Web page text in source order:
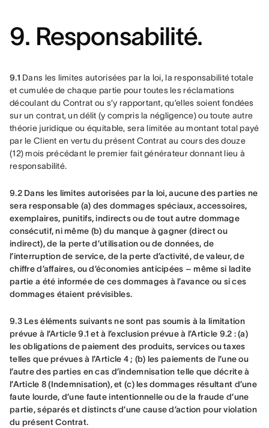
9. Responsabilité.
9.1 Dans les limites autorisées par la loi, la responsabilité totale
et cumulée de chaque partie pour toutes les réclamations
découlant du Contrat ou s’y rapportant, qu’elles soient fondées
sur un contrat, un délit (y compris la négligence) ou toute autre
théorie juridique ou équitable, sera limitée au montant total payé
par le Client en vertu du présent Contrat au cours des douze
(12) mois précédant le premier fait générateur donnant lieu à
responsabilité.
9.2 Dans les limites autorisées par la loi, aucune des parties ne
sera responsable (a) des dommages spéciaux, accessoires,
exemplaires, punitifs, indirects ou de tout autre dommage
consécutif, ni même (b) du manque à gagner (direct ou
indirect), de la perte d’utilisation ou de données, de
l’interruption de service, de la perte d’activité, de valeur, de
chiffre d’affaires, ou d’économies anticipées – même si ladite
partie a été informée de ces dommages à l’avance ou si ces
dommages étaient prévisibles.
9.3 Les éléments suivants ne sont pas soumis à la limitation
prévue à l’Article 9.1 et à l’exclusion prévue à l’Article 9.2 : (a)
les obligations de paiement des produits, services ou taxes
telles que prévues à l’Article 4 ; (b) les paiements de l’une ou
l’autre des parties en cas d’indemnisation telle que décrite à
l’Article 8 (Indemnisation), et (c) les dommages résultant d’une
faute lourde, d’une faute intentionnelle ou de la fraude d’une
partie, séparés et distincts d’une cause d’action pour violation
du présent Contrat.